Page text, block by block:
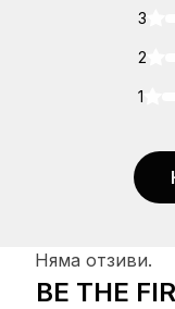
3
2
1
Няма отзиви.
BE THE